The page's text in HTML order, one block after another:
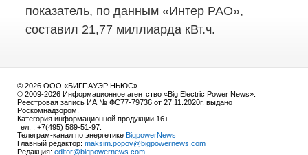
показатель, по данным «Интер РАО»,
составил 21,77 миллиарда кВт.ч.
© 2026 ООО «БИГПАУЭР НЬЮС».
© 2009-2026 Информационное агентство «Big Electric Power News».
Реестровая запись ИА № ФС77-79736 от 27.11.2020г. выдано
Роскомнадзором.
Категория информационной продукции 16+
тел. : +7(495) 589-51-97.
Телеграм-канал по энергетике BigpowerNews
Главный редактор: maksim.popov@bigpowernews.com
Редакция: editor@bigpowernews.com